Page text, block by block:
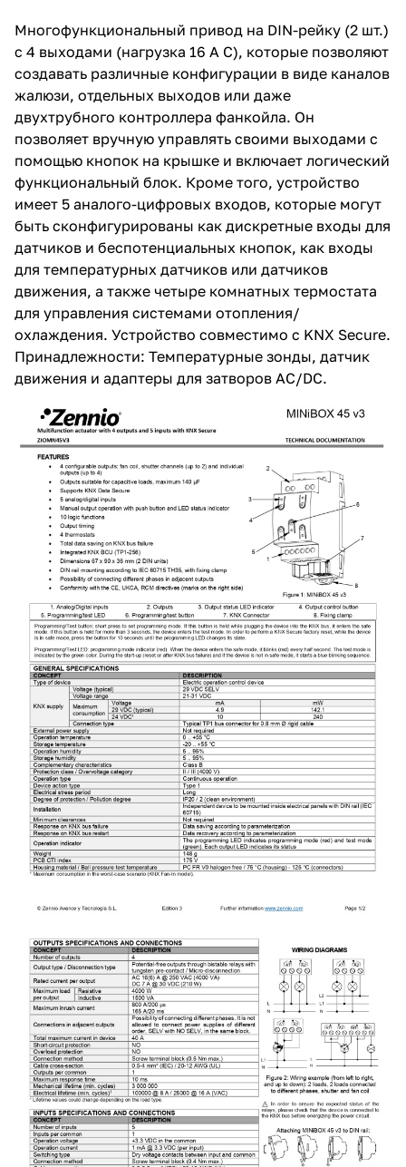
Многофункциональный привод на DIN-рейку (2 шт.)
с 4 выходами (нагрузка 16 A C), которые позволяют
создавать различные конфигурации в виде каналов
жалюзи, отдельных выходов или даже
двухтрубного контроллера фанкойла. Он
позволяет вручную управлять своими выходами с
помощью кнопок на крышке и включает логический
функциональный блок. Кроме того, устройство
имеет 5 аналого-цифровых входов, которые могут
быть сконфигурированы как дискретные входы для
датчиков и беспотенциальных кнопок, как входы
для температурных датчиков или датчиков
движения, а также четыре комнатных термостата
для управления системами отопления/
охлаждения. Устройство совместимо с KNX Secure.
Принадлежности: Температурные зонды, датчик
движения и адаптеры для затворов AC/DC.